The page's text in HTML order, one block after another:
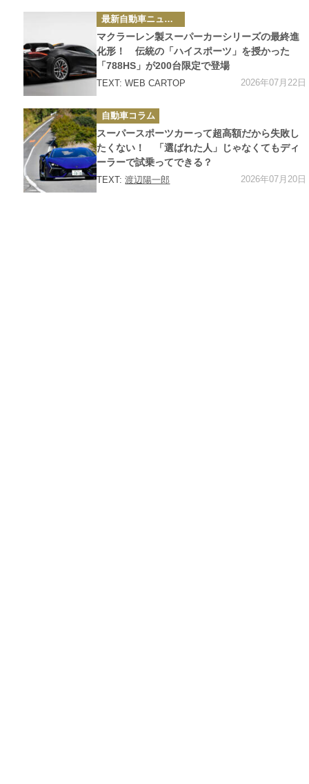
カ
テ
ゴ
リ
ー
最新自動車ニュース
マクラーレン製スーパーカーシリーズの最終進
化形！ 伝統の「ハイスポーツ」を授かった
「788HS」が200台限定で登場
TEXT: WEB CARTOP 2026年07月22日
カ
テ
ゴ
リ
ー
自動車コラム
スーパースポーツカーって超高額だから失敗し
たくない！ 「選ばれた人」じゃなくてもディ
ーラーで試乗ってできる？
TEXT:渡辺陽一郎 2026年07月20日